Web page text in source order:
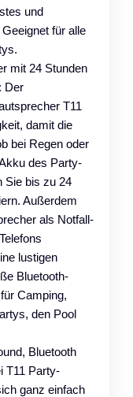
und
für alle
mit 24 Stunden
Der
T11
damit die
bei Regen oder
des Party-
Sie bis zu 24
Außerdem
als Notfall-
lustigen
Bluetooth-
Camping,
den Pool
Bluetooth
T11 Party-
ganz einfach